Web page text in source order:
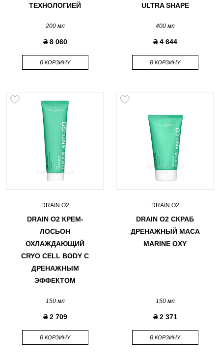
ТЕХНОЛОГИЕЙ
200 мл
₴ 8 060
В КОРЗИНУ
ULTRA SHAPE
400 мл
₴ 4 644
В КОРЗИНУ
DRAIN O2
DRAIN O2 КРЕМ-
ЛОСЬОН
ОХЛАЖДАЮЩИЙ
CRYO CELL BODY С
ДРЕНАЖНЫМ
ЭФФЕКТОМ
150 мл
₴ 2 709
В КОРЗИНУ
DRAIN O2
DRAIN O2 СКРАБ
ДРЕНАЖНЫЙ MACA
MARINE OXY
150 мл
₴ 2 371
В КОРЗИНУ